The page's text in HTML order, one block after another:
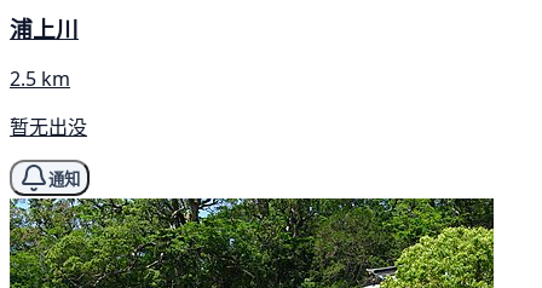
浦上川
2.5 km
暂无出没
通知